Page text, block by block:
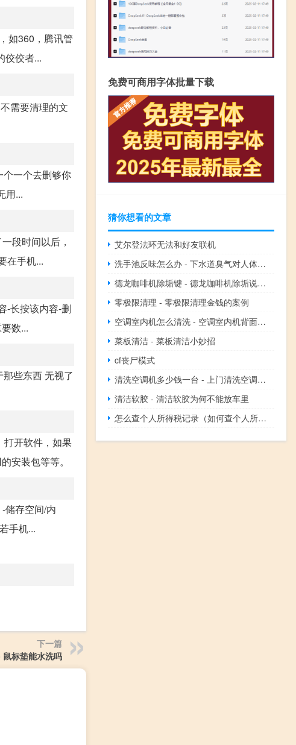
如360，腾讯管
佼佼者...
需要清理的文
个一个去删够你
用...
段时间以后，
在手机...
-长按该内容-删
数...
些东西 无视了
打开软件，如果
安装包等等。
储存空间/内
手机...
下一篇
标垫能水洗吗
免费可商用字体批量下载
猜你想看的文章
艾尔登法环无法和好友联机
洗手池反味怎么办 - 下水道臭气对人体危害
德龙咖啡机除垢键 - 德龙咖啡机除垢说明书
零极限清理 - 零极限清理金钱的案例
空调室内机怎么清洗 - 空调室内机背面如何清理
菜板清洁 - 菜板清洁小妙招
cf丧尸模式
清洗空调机多少钱一台 - 上门清洗空调多少钱一台
清洁软胶 - 清洁软胶为何不能放车里
怎么查个人所得税记录（如何查个人所得税记录）